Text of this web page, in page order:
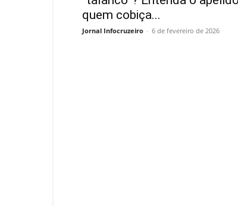
quem cobiça...
Jornal Infocruzeiro - 6 de fevereiro de 2026